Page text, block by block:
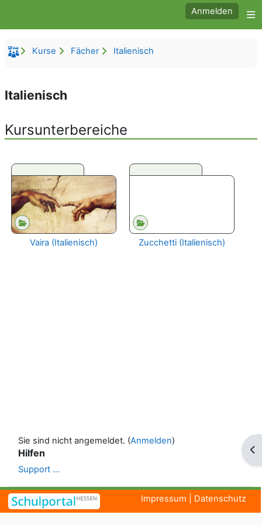
Anmelden
Kurse Fächer Italienisch
Italienisch
Kursunterbereiche
Vaira (Italienisch) Zucchetti (Italienisch)
Sie sind nicht angemeldet. (Anmelden)
Hilfen
Support ...
Impressum Datenschutz